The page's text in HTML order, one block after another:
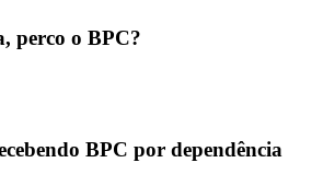
perco o BPC?
BPC por dependência